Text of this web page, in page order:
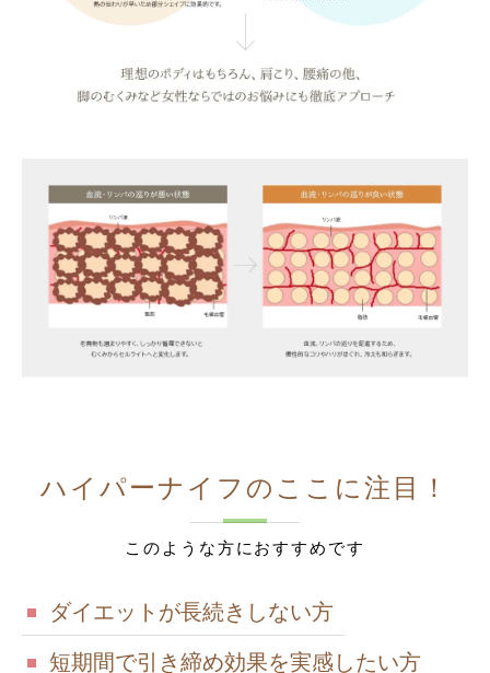
ハイパーナイフのここに注目！
このような方におすすめです
ダイエットが長続きしない方
短期間で引き締め効果を実感したい方